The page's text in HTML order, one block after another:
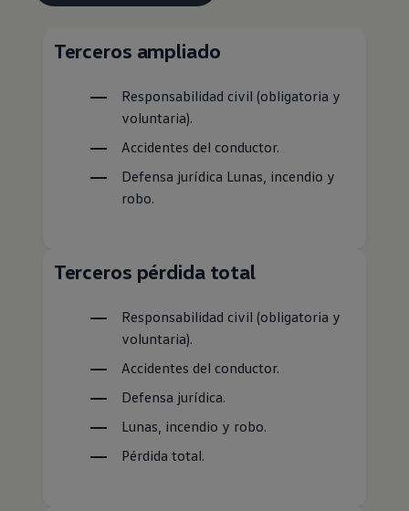
Terceros ampliado
Responsabilidad civil (obligatoria y
voluntaria).
Accidentes del conductor.
Defensa jurídica Lunas, incendio y
robo.
Terceros pérdida total
Responsabilidad civil (obligatoria y
voluntaria).
Accidentes del conductor.
Defensa jurídica.
Lunas, incendio y robo.
Pérdida total.